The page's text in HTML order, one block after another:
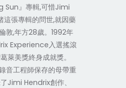
Sun』專輯,可惜Jimi
張專輯的問世,就因藥
敦,年方28歲。1992年
Experience入選搖滾
萊美獎終身成就獎。
音工程師保存的母帶重
Jimi Hendrix創作、